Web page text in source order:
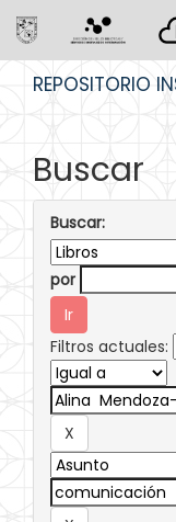
REPOSITORIO
Buscar
Buscar:
por
Filtros actuales: